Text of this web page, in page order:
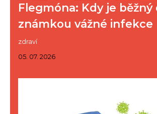
Flegmóna: Kdy je
známkou vážné infekce
zdraví
05. 07. 2026